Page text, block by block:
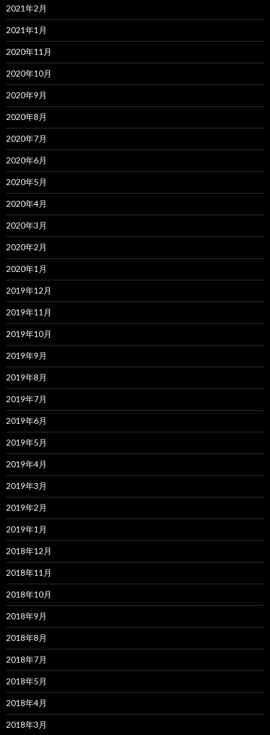
2021年2月
2021年1月
2020年11月
2020年10月
2020年9月
2020年8月
2020年7月
2020年6月
2020年5月
2020年4月
2020年3月
2020年2月
2020年1月
2019年12月
2019年11月
2019年10月
2019年9月
2019年8月
2019年7月
2019年6月
2019年5月
2019年4月
2019年3月
2019年2月
2019年1月
2018年12月
2018年11月
2018年10月
2018年9月
2018年8月
2018年7月
2018年5月
2018年4月
2018年3月